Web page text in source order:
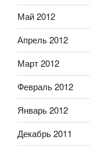
Май 2012
Апрель 2012
Март 2012
Февраль 2012
Январь 2012
Декабрь 2011